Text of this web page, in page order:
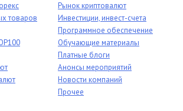
товаров
Рынок криптовалют
Инвестиции, инвест-счета
Программное обеспечение
Обучающие материалы
Платные блоги
Анонсы мероприятий
Новости компаний
Прочее